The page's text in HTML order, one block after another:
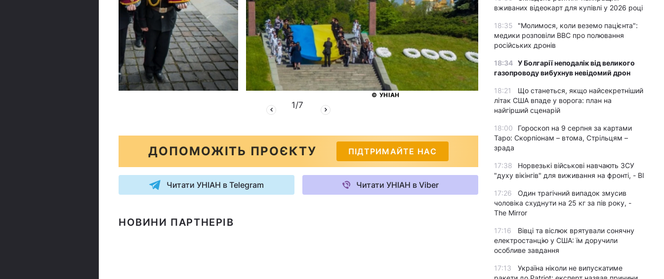
© УНІАН
1/7
ДОПОМОЖІТЬ ПРОЄКТУ ПІДТРИМАЙТЕ НАС
Читати УНІАН в Telegram Читати УНІАН в Viber
НОВИНИ ПАРТНЕРІВ
вживаних відеокарт для купівлі у 2026 році
18:35
"Молимося, коли веземо пацієнта":
медики розповіли BBC про полювання
російських дронів
18:34 У Болгарії неподалік від великого
газопроводу вибухнув невідомий дрон
18:21
Що станеться, якщо найсекретніший
літак США впаде у ворога: план на
найгірший сценарій
18:00
Гороскоп на 9 серпня за картами
Таро: Скорпіонам – втома, Стрільцям –
зрада
17:38
Норвезькі військові навчають ЗСУ
"духу вікінгів" для виживання на фронті, - BI
17:26
Один трагічний випадок змусив
чоловіка схуднути на 25 кг за пів року, -
The Mirror
17:16
Вівці та віслюк врятували сонячну
електростанцію у США: їм доручили
особливе завдання
17:13
Україна ніколи не випускатиме